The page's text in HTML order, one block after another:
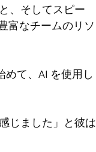
、そしてスピー
富なチームのリソ
て、AI を使用し
じました」と彼は